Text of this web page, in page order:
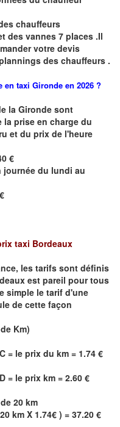
chauffeurs
des vannes 7 places .Il
votre devis
des chauffeurs .
taxi Gironde en 2026 ?
la Gironde sont
prise en charge du
et du prix de l'heure
€
journée du lundi au
taxi Bordeaux
les tarifs sont définis
est pareil pour tous
simple le tarif d'une
de cette façon
Km)
= le prix du km = 1.74 €
= le prix km = 2.60 €
20 km
km X 1.74€ ) = 37.20 €